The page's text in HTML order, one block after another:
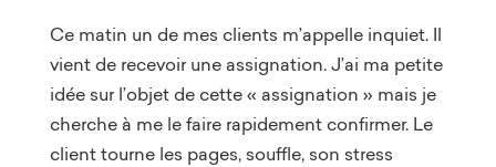
Ce matin un de mes clients m’appelle inquiet. Il
vient de recevoir une assignation. J’ai ma petite
idée sur l’objet de cette « assignation » mais je
cherche à me le faire rapidement confirmer. Le
client tourne les pages, souffle, son stress